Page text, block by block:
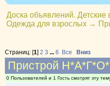
Доска объявлений.
Одежда для взрослых →
Страниц: [1] 2 3 ... 6 Все Вниз
Пристрой
0 Пользователей и 1 Гость смотрят эту